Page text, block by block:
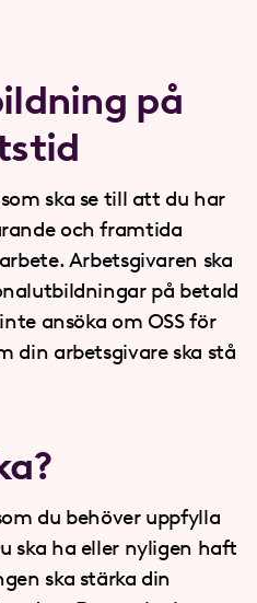
på
ska se till att du har
och framtida
Arbetsgivaren ska
på betald
ansöka om OSS för
din arbetsgivare ska stå
du behöver uppfylla
ska ha eller nyligen haft
ska stärka din